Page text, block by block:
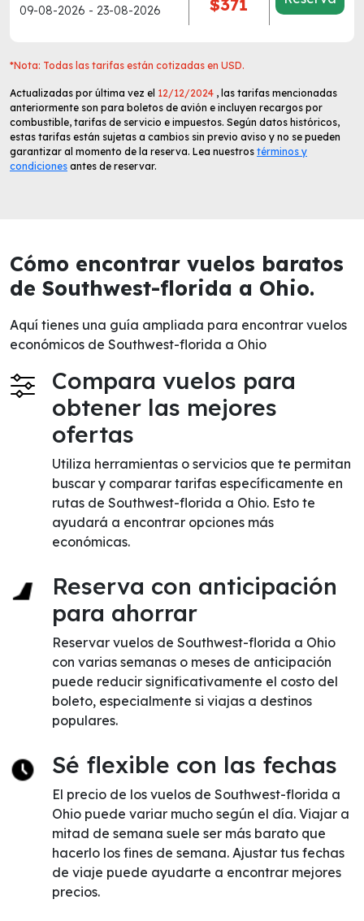
09-08-2026 - 23-08-2026 $371
*Nota: Todas las tarifas están cotizadas en USD.
Actualizadas por última vez el 12/12/2024 , las tarifas mencionadas
anteriormente son para boletos de avión e incluyen recargos por
combustible, tarifas de servicio e impuestos. Según datos históricos,
estas tarifas están sujetas a cambios sin previo aviso y no se pueden
garantizar al momento de la reserva. Lea nuestros términos y
condiciones antes de reservar.
Cómo encontrar vuelos baratos
de Southwest-florida a Ohio.
Aquí tienes una guía ampliada para encontrar vuelos
económicos de Southwest-florida a Ohio
Compara vuelos para
obtener las mejores
ofertas
Utiliza herramientas o servicios que te permitan
buscar y comparar tarifas específicamente en
rutas de Southwest-florida a Ohio. Esto te
ayudará a encontrar opciones más
económicas.
Reserva con anticipación
para ahorrar
Reservar vuelos de Southwest-florida a Ohio
con varias semanas o meses de anticipación
puede reducir significativamente el costo del
boleto, especialmente si viajas a destinos
populares.
Sé flexible con las fechas
El precio de los vuelos de Southwest-florida a
Ohio puede variar mucho según el día. Viajar a
mitad de semana suele ser más barato que
hacerlo los fines de semana. Ajustar tus fechas
de viaje puede ayudarte a encontrar mejores
precios.